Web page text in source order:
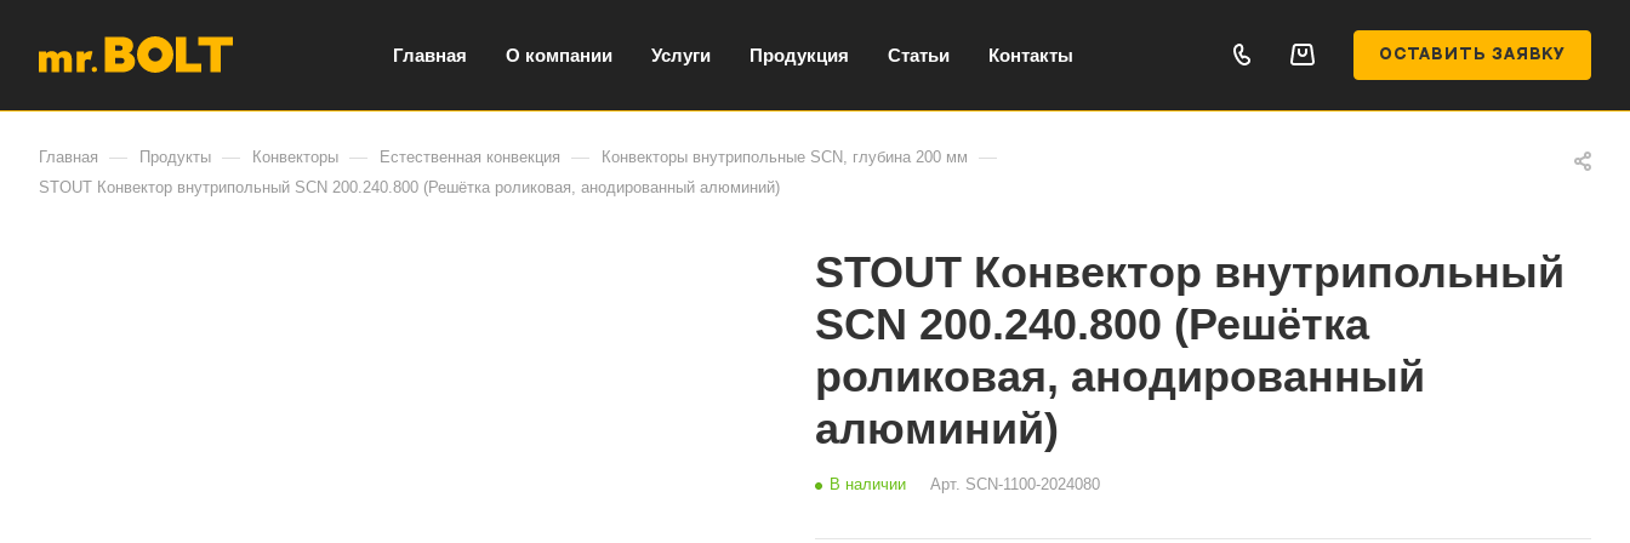
Главная О компании Услуги Продукция Статьи Контакты ОСТАВИТЬ ЗАЯВКУ
Главная — Продукты — Конвекторы — Естественная конвекция — Конвекторы внутрипольные SCN, глубина 200 мм —
STOUT Конвектор внутрипольный SCN 200.240.800 (Решётка роликовая, анодированный алюминий)
STOUT Конвектор внутрипольный
SCN 200.240.800 (Решётка
роликовая, анодированный
алюминий)
В наличии Арт. SCN-1100-2024080